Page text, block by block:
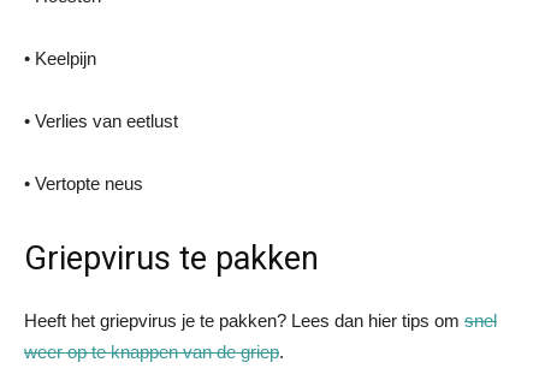
• Keelpijn
• Verlies van eetlust
• Vertopte neus
Griepvirus te pakken
Heeft het griepvirus je te pakken? Lees dan hier tips om snel
weer op te knappen van de griep.